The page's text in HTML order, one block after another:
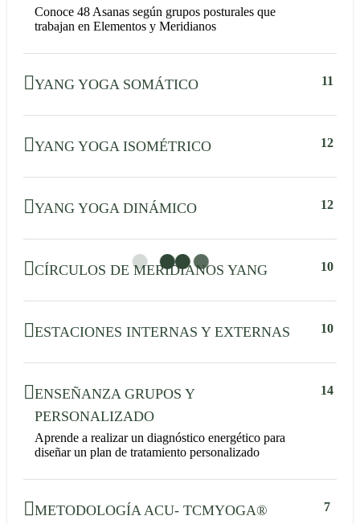
Conoce 48 Asanas según grupos posturales que
trabajan en Elementos y Meridianos
YANG YOGA SOMÁTICO 11
YANG YOGA ISOMÉTRICO 12
YANG YOGA DINÁMICO 12
CÍRCULOS DE MERIDIANOS YANG 10
ESTACIONES INTERNAS Y EXTERNAS 10
ENSEÑANZA GRUPOS Y
PERSONALIZADO
Aprende a realizar un diagnóstico energético para
diseñar un plan de tratamiento personalizado
14
METODOLOGÍA ACU- TCMYOGA® 7